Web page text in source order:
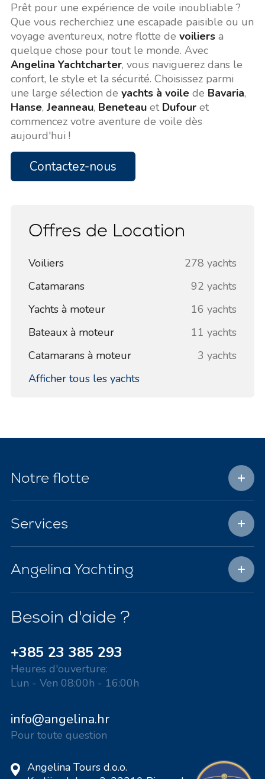
Prêt pour une expérience de voile inoubliable ?
Que vous recherchiez une escapade paisible ou un
voyage aventureux, notre flotte de voiliersa
quelque chose pour tout le monde. Avec
Angelina Yachtcharter, vous naviguerez dans le
confort, le style et la sécurité. Choisissez parmi
une large sélection de yachts à voilede Bavaria,
Hanse, Jeanneau, Beneteauet Dufouret
commencez votre aventure de voile dès
aujourd'hui !
Contactez-nous
Offres de Location
Voiliers
278 yachts
Catamarans
92 yachts
Yachts à moteur
16 yachts
Bateaux à moteur
11 yachts
Catamarans à moteur
3 yachts
Afficher tous les yachts
Notre flotte
Services
Angelina Yachting
Besoin d'aide ?
+385 23 385 293
Heures d'ouverture:
Lun - Ven 08:00h - 16:00h
info@angelina.hr
Pour toute question
Angelina Tours d.o.o.